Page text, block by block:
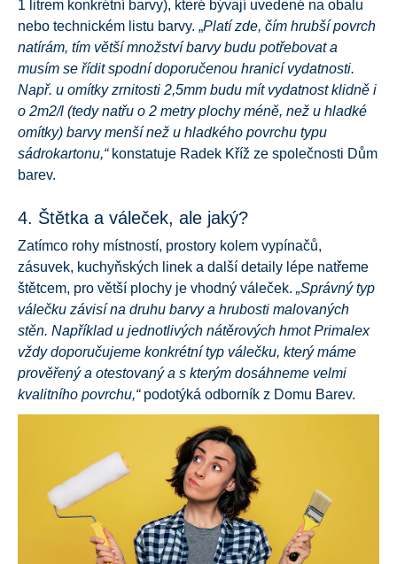
1 litrem konkrétní barvy), které bývají uvedené na obalu
nebo technickém listu barvy. „Platí zde, čím hrubší povrch
natírám, tím větší množství barvy budu potřebovat a
musím se řídit spodní doporučenou hranicí vydatnosti.
Např. u omítky zrnitosti 2,5mm budu mít vydatnost klidně i
o 2m2/l (tedy natřu o 2 metry plochy méně, než u hladké
omítky) barvy menší než u hladkého povrchu typu
sádrokartonu,“konstatuje Radek Kříž ze společnosti Dům
barev.
4. Štětka a váleček, ale jaký?
Zatímco rohy místností, prostory kolem vypínačů,
zásuvek, kuchyňských linek a další detaily lépe natřeme
štětcem, pro větší plochy je vhodný váleček. „Správný typ
válečku závisí na druhu barvy a hrubosti malovaných
stěn. Například u jednotlivých nátěrových hmot Primalex
vždy doporučujeme konkrétní typ válečku, který máme
prověřený a otestovaný a s kterým dosáhneme velmi
kvalitního povrchu,“podotýká odborník z Domu Barev.